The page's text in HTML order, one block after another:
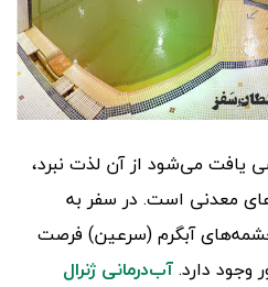
یافت می‌شود از آن لذت نبرد،
معدنی است. در سفر به
آبگرم (سرعین) فرصت
وجود دارد.آب‌درمانی ژنرال